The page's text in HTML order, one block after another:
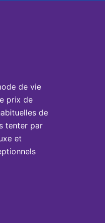
de vie
prix de
de
tenter par
et